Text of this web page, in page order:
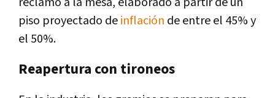
piso proyectado deinflación de entre el 45% y
el 50%.
Reapertura con tironeos